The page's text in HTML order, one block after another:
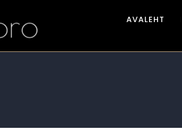
AVALEHT